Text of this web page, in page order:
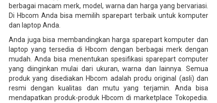
berbagai macam merk, model, warna dan harga yang bervariasi.
Di Hbcom Anda bisa memilih sparepart terbaik untuk komputer
dan laptop Anda.
Anda juga bisa membandingkan harga sparepart komputer dan
laptop yang tersedia di Hbcom dengan berbagai merk dengan
mudah. Anda bisa menentukan spesifikasi sparepart computer
yang diinginkan mulai dari ukuran, warna dan lainnya. Semua
produk yang disediakan Hbcom adalah produ original (asli) dan
resmi dengan kualitas dan mutu yang terjamin. Anda bisa
mendapatkan produk-produk Hbcom di marketplace Tokopedia.